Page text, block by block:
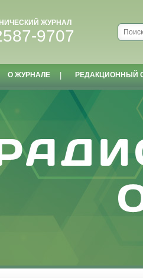
ЖУРНАЛ
9707
О ЖУРНАЛЕ РЕДАКЦИОННЫЙ